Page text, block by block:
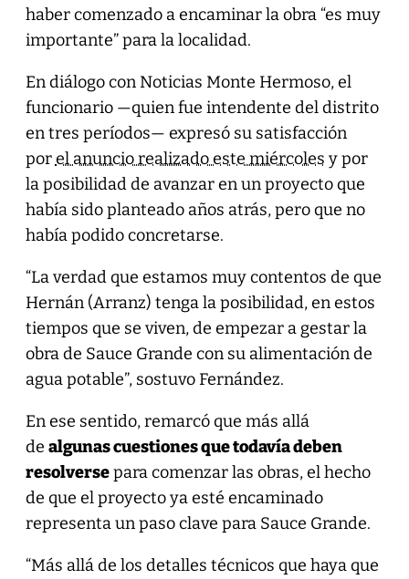
haber comenzado a encaminar la obra “es muy
importante” para la localidad.
En diálogo con Noticias Monte Hermoso, el
funcionario —quien fue intendente del distrito
en tres períodos— expresó su satisfacción
porel anuncio realizado este miércoles y por
la posibilidad de avanzar en un proyecto que
había sido planteado años atrás, pero que no
había podido concretarse.
“La verdad que estamos muy contentos de que
Hernán (Arranz) tenga la posibilidad, en estos
tiempos que se viven, de empezar a gestar la
obra de Sauce Grande con su alimentación de
agua potable”, sostuvo Fernández.
En ese sentido, remarcó que más allá
de algunas cuestiones que todavía deben
resolversepara comenzar las obras, el hecho
de que el proyecto ya esté encaminado
representa un paso clave para Sauce Grande.
“Más allá de los detalles técnicos que haya que